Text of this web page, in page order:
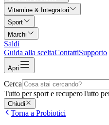
Vitamine & Integratori
Sport
Marchi
Saldi
Guida alla sceltaContattiSupporto
Apri
Cerca
Tutto per sport e recuperoTutto
Chiudi
Torna a Probiotici